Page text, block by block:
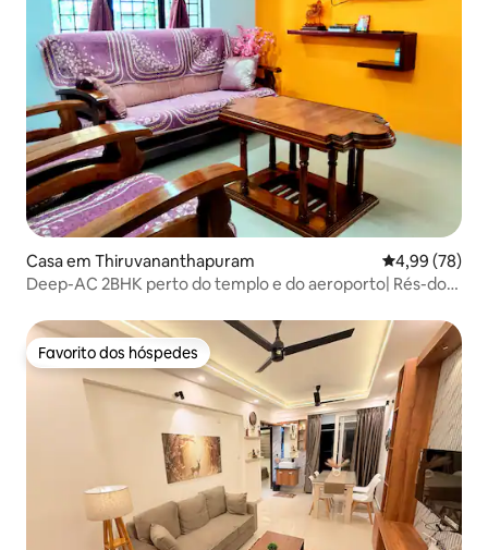
Casa em Thiruvananthapuram Classificação
4,99 (78)
Deep-AC 2BHK perto do templo e do aeroporto| Rés-do-
Favorito dos hóspedes
Favorito dos hóspedes